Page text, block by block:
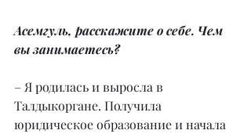
Асемгуль, расскажите о себе. Чем
вы занимаетесь?
– Я родилась и выросла в
Талдыкоргане. Получила
юридическое образование и начала